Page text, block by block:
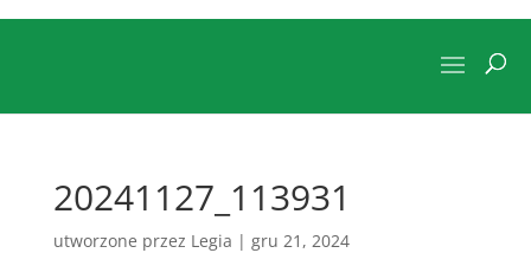
20241127_113931
utworzone przez Legia | gru 21, 2024